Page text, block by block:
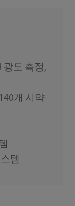
광도 측정,
개 시약
템